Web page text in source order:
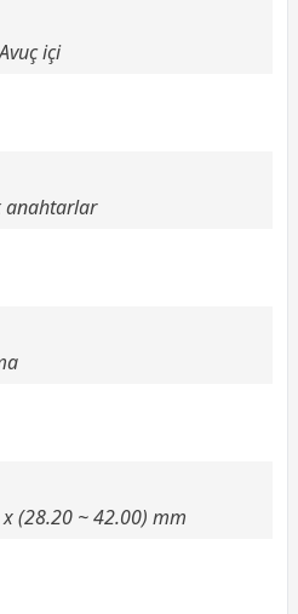
içi
anahtarlar
(28.20 ~ 42.00) mm